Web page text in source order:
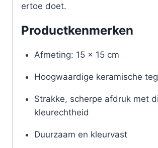
ertoe doet.
Productkenmerken
Afmeting: 15 x 15 cm
Hoogwaardige keramische
Strakke, scherpe afdruk met
kleurechtheid
Duurzaam en kleurvast